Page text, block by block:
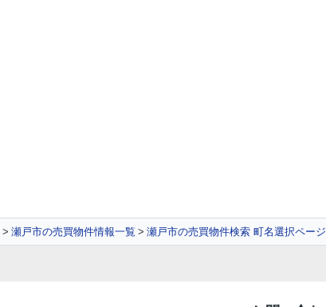
瀬戸市の売買物件情報一覧 瀬戸市の売買物件検索 町名選択ページ